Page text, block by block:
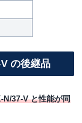
の後継品
N/37-V と性能が同